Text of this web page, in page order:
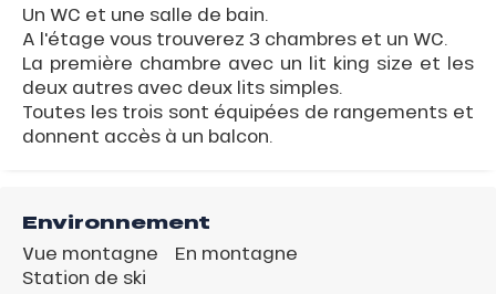
Un WC et une salle de bain.
A l'étage vous trouverez 3 chambres et un WC.
La première chambre avec un lit king size et les
deux autres avec deux lits simples.
Toutes les trois sont équipées de rangements et
donnent accès à un balcon.
Environnement
Vue montagne
En montagne
Station de ski